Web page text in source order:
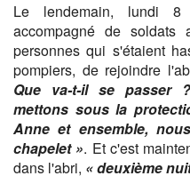
Le lendemain, lundi 8
accompagné de
personnes qui s'étaient
pompiers, de rejoindre
Que va-t-il se passer
mettons sous la
Anne et ensemble,
chapelet ». Et c'est
dans l'abri, « deuxième